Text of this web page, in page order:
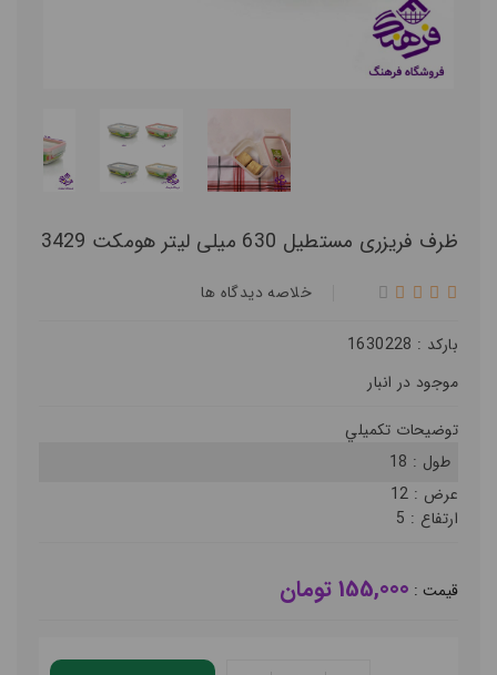
ظرف فریزری مستطیل 630 میلی لیتر هومکت 3429
خلاصه ديدگاه ها
بارکد : 1630228
موجود در انبار
توضيحات تکميلي
طول :
عرض :
ارتفاع :
قيمت : 155,000 تومان